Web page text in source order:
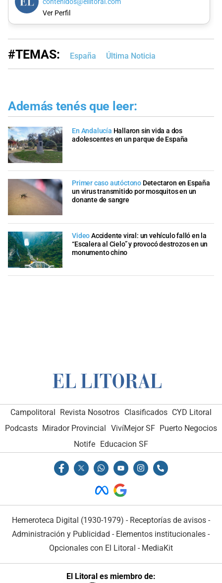
Ver Perfil
#TEMAS: España Última Noticia
Además tenés que leer:
En Andalucía Hallaron sin vida a dos
adolescentes en un parque de España
Primer caso autóctono Detectaron en España
un virus transmitido por mosquitos en un
donante de sangre
VideoAccidente viral: un vehículo falló en la
“Escalera al Cielo” y provocó destrozos en un
monumento chino
Campolitoral Revista Nosotros Clasificados CYD Litoral
Podcasts Mirador Provincial VivíMejor SF Puerto Negocios
Notife Educacion SF
Hemeroteca Digital (1930-1979) - Receptorías de avisos -
Administración y Publicidad - Elementos institucionales -
Opcionales con El Litoral - MediaKit
El Litoral es miembro de: